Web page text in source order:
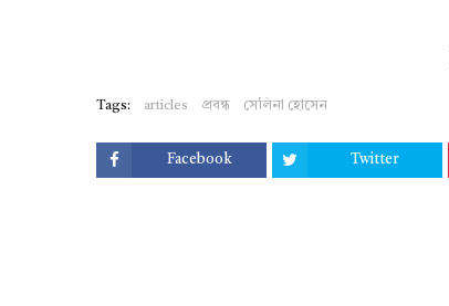
Tags: articles প্রবন্ধ সেলিনা হোসেন
Facebook Twitter